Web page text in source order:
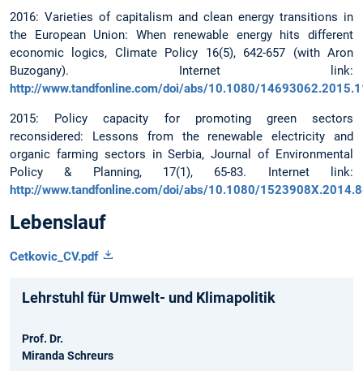
2016: Varieties of capitalism and clean energy transitions in
the European Union: When renewable energy hits different
economic logics, Climate Policy 16(5), 642-657 (with Aron
Buzogany). Internet link:
http://www.tandfonline.com/doi/abs/10.1080/
2015: Policy capacity for promoting green sectors
reconsidered: Lessons from the renewable electricity and
organic farming sectors in Serbia, Journal of Environmental
Policy & Planning, 17(1), 65-83. Internet link:
http://www.tandfonline.com/doi/abs/10.1080/
Lebenslauf
Cetkovic_CV.pdf
Lehrstuhl für Umwelt- und Klimapolitik
Prof. Dr.
Miranda Schreurs